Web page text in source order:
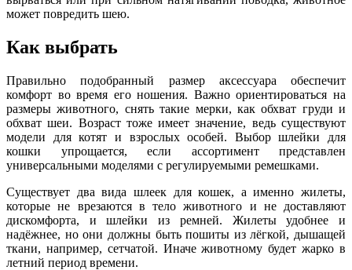
может повредить шею.
Как выбрать
Правильно подобранный размер аксессуара обеспечит
комфорт во время его ношения. Важно ориентироваться на
размеры животного, снять такие мерки, как обхват груди и
обхват шеи. Возраст тоже имеет значение, ведь существуют
модели для котят и взрослых особей. Выбор шлейки для
кошки упрощается, если ассортимент представлен
универсальными моделями с регулируемыми ремешками.
Существует два вида шлеек для кошек, а именно жилеты,
которые не врезаются в тело животного и не доставляют
дискомфорта, и шлейки из ремней. Жилеты удобнее и
надёжнее, но они должны быть пошиты из лёгкой, дышащей
ткани, например, сетчатой. Иначе животному будет жарко в
летний период времени.